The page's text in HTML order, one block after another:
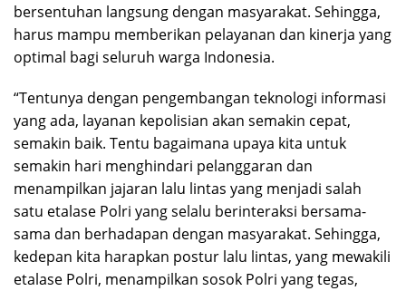
bersentuhan langsung dengan masyarakat. Sehingga,
harus mampu memberikan pelayanan dan kinerja yang
optimal bagi seluruh warga Indonesia.
“Tentunya dengan pengembangan teknologi informasi
yang ada, layanan kepolisian akan semakin cepat,
semakin baik. Tentu bagaimana upaya kita untuk
semakin hari menghindari pelanggaran dan
menampilkan jajaran lalu lintas yang menjadi salah
satu etalase Polri yang selalu berinteraksi bersama-
sama dan berhadapan dengan masyarakat. Sehingga,
kedepan kita harapkan postur lalu lintas, yang mewakili
etalase Polri, menampilkan sosok Polri yang tegas,